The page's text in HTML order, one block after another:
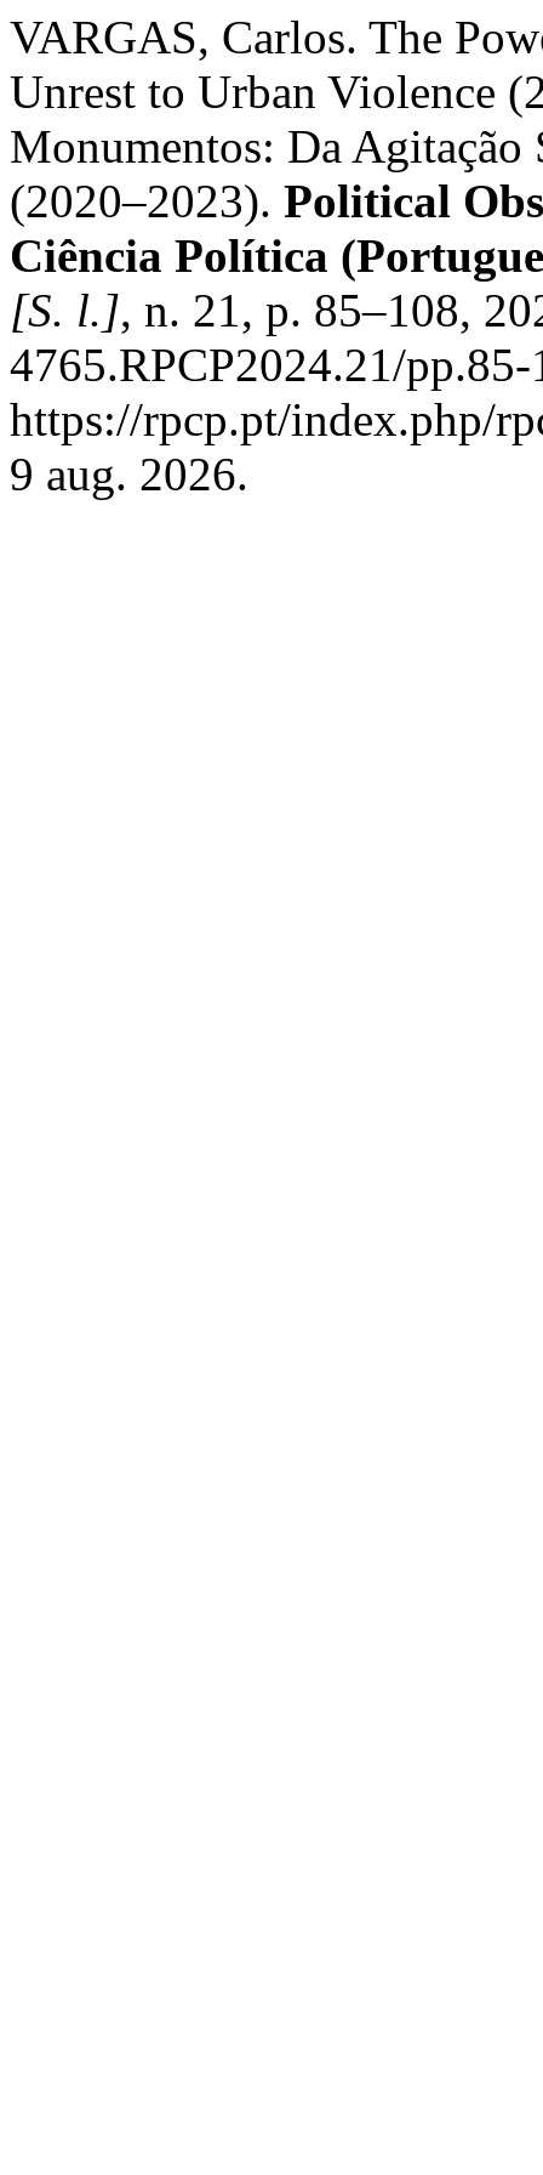
VARGAS, Carlos. The
Unrest to Urban Violence
Monumentos: Da
(2020–2023). Political
Ciência Política
[S. l.], n. 21, p. 85–108,
4765.RPCP2024.21/
https://rpcp.pt/index.php/
9 aug. 2026.